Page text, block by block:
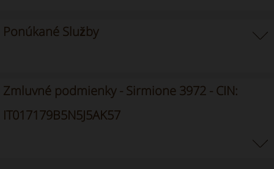
Ponúkané Služby
Zmluvné podmienky - Sirmione 3972 - CIN:
IT017179B5N5J5AK57